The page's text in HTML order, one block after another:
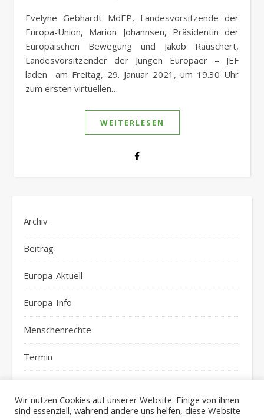
Evelyne Gebhardt MdEP, Landesvorsitzende der
Europa-Union, Marion Johannsen, Präsidentin der
Europäischen Bewegung und Jakob Rauschert,
Landesvorsitzender der Jungen Europäer – JEF
laden am Freitag, 29. Januar 2021, um 19.30 Uhr
zum ersten virtuellen…
WEITERLESEN
Archiv
Beitrag
Europa-Aktuell
Europa-Info
Menschenrechte
Termin
Wir nutzen Cookies auf unserer Website. Einige von ihnen
sind essenziell, während andere uns helfen, diese Website